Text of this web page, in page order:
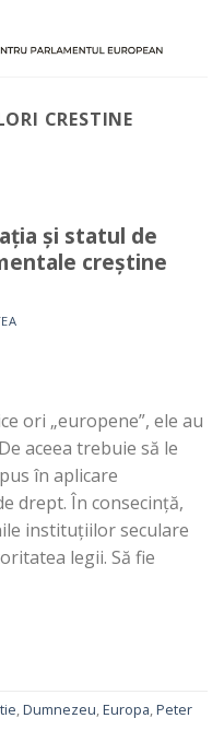
CRESTINE
faptul că polul
și statul de
creștine
ori „europene”, ele au
aceea trebuie să le
în aplicare
drept. În consecință,
instituțiilor seculare
legii. Să fie
,Dumnezeu,Europa,Peter